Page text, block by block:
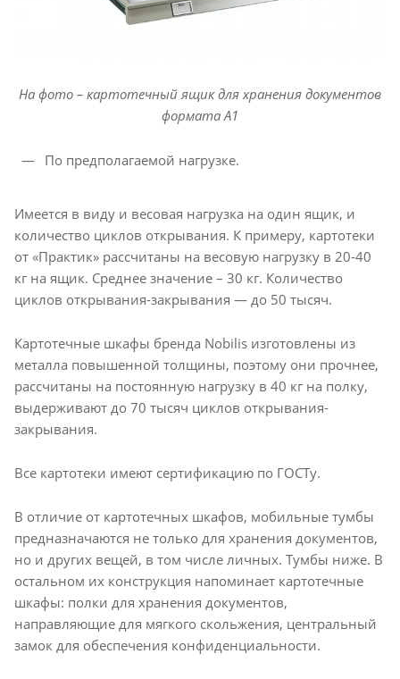
На фото – картотечный ящик для хранения документов
формата А1
По предполагаемой нагрузке.
Имеется в виду и весовая нагрузка на один ящик, и
количество циклов открывания. К примеру, картотеки
от «Практик» рассчитаны на весовую нагрузку в 20-40
кг на ящик. Среднее значение – 30 кг. Количество
циклов открывания-закрывания — до 50 тысяч.
Картотечные шкафы бренда Nobilis изготовлены из
металла повышенной толщины, поэтому они прочнее,
рассчитаны на постоянную нагрузку в 40 кг на полку,
выдерживают до 70 тысяч циклов открывания-
закрывания.
Все картотеки имеют сертификацию по ГОСТу.
В отличие от картотечных шкафов, мобильные тумбы
предназначаются не только для хранения документов,
но и других вещей, в том числе личных. Тумбы ниже. В
остальном их конструкция напоминает картотечные
шкафы: полки для хранения документов,
направляющие для мягкого скольжения, центральный
замок для обеспечения конфиденциальности.